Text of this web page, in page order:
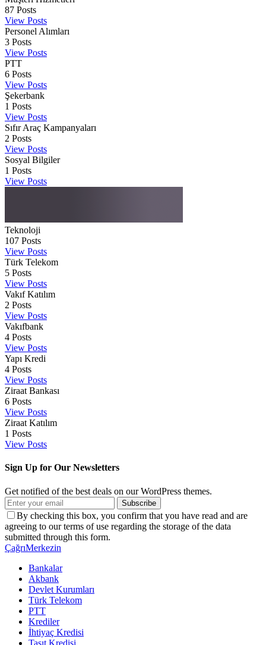
87 Posts
View Posts
Personel Alımları
3 Posts
View Posts
PTT
6 Posts
View Posts
Şekerbank
1 Posts
View Posts
Sıfır Araç Kampanyaları
2 Posts
View Posts
Sosyal Bilgiler
1 Posts
View Posts
Teknoloji
107 Posts
View Posts
Türk Telekom
5 Posts
View Posts
Vakıf Katılım
2 Posts
View Posts
Vakıfbank
4 Posts
View Posts
Yapı Kredi
4 Posts
View Posts
Ziraat Bankası
6 Posts
View Posts
Ziraat Katılım
1 Posts
View Posts
Sign Up for Our Newsletters
Get notified of the best deals on our WordPress themes.
Subscribe
By checking this box, you confirm that you have read and are
agreeing to our terms of use regarding the storage of the data
submitted through this form.
ÇağrıMerkezin
Bankalar
Akbank
Devlet Kurumları
Türk Telekom
PTT
Krediler
İhtiyaç Kredisi
Taşıt Kredisi